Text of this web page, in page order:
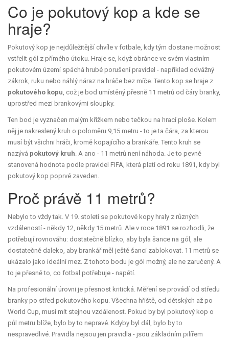
Co je pokutový kop a kde se
hraje?
Pokutový kop je nejdůležitější chvíle v fotbale, kdy tým dostane možnost
vstřelit gól z přímého útoku. Hraje se, když obránce ve svém vlastním
pokutovém území spáchá hrubé porušení pravidel - například odvážný
zákrok, ruku nebo náhlý náraz na hráče bez míče. Tento kop se hraje z
pokutového kopu, což je bod umístěný přesně 11 metrů od čáry branky,
uprostřed mezi brankovými sloupky.
Ten bod je vyznačen malým křížkem nebo tečkou na hrací ploše. Kolem
něj je nakreslený kruh o poloměru 9,15 metru - to je ta čára, za kterou
musí být všichni hráči, kromě kopajícího a brankáře. Tento kruh se
nazývá pokutový kruh. A ano - 11 metrů není náhoda. Je to pevně
stanovená hodnota podle pravidel FIFA, která platí od roku 1891, kdy byl
pokutový kop poprvé zaveden.
Proč právě 11 metrů?
Nebylo to vždy tak. V 19. století se pokutové kopy hraly z různých
vzdáleností - někdy 12, někdy 15 metrů. Ale v roce 1891 se rozhodli, že
potřebují rovnováhu: dostatečně blízko, aby byla šance na gól, ale
dostatečně daleko, aby brankář měl ještě šanci zablokovat. 11 metrů se
ukázalo jako ideální mez. Z tohoto bodu je gól možný, ale ne zaručený. A
to je přesně to, co fotbal potřebuje - napětí.
Na profesionální úrovni je přesnost kritická. Měření se provádí od středu
branky po střed pokutového kopu. Všechna hřiště, od dětských až po
World Cup, musí mít stejnou vzdálenost. Pokud by byl pokutový kop o
půl metru blíže, bylo by to nepravé. Kdyby byl dál, bylo by to
nespravedlivé. Pravidla nejsou jen pravidla - jsou základním pilířem